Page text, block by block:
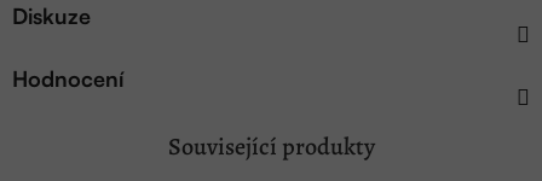
Diskuze
Hodnocení
Související produkty